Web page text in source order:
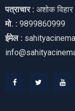
पत्राचार : अशोक
मो. : 9899860999
ईमेल :